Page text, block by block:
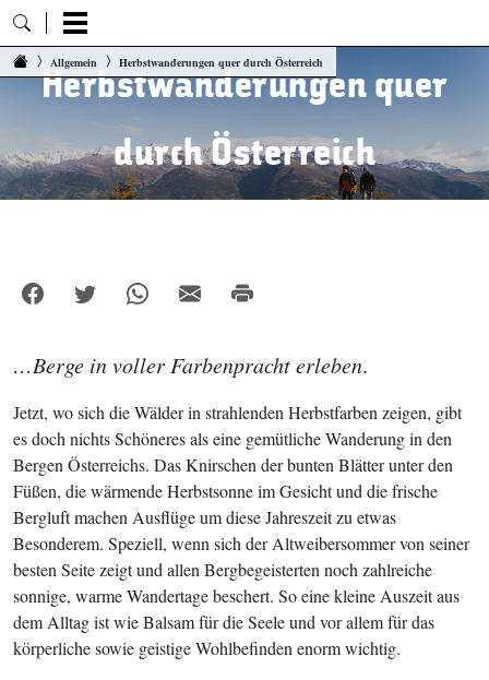
Zum Inhalt springen
Allgemein Herbstwanderungen quer durch Österreich
Herbstwanderungen quer
durch Österreich
…Berge in voller Farbenpracht erleben.
Jetzt, wo sich die Wälder in strahlenden Herbstfarben zeigen, gibt
es doch nichts Schöneres als eine gemütliche Wanderung in den
Bergen Österreichs. Das Knirschen der bunten Blätter unter den
Füßen, die wärmende Herbstsonne im Gesicht und die frische
Bergluft machen Ausflüge um diese Jahreszeit zu etwas
Besonderem. Speziell, wenn sich der Altweibersommer von seiner
besten Seite zeigt und allen Bergbegeisterten noch zahlreiche
sonnige, warme Wandertage beschert. So eine kleine Auszeit aus
dem Alltag ist wie Balsam für die Seele und vor allem für das
körperliche sowie geistige Wohlbefinden enorm wichtig.